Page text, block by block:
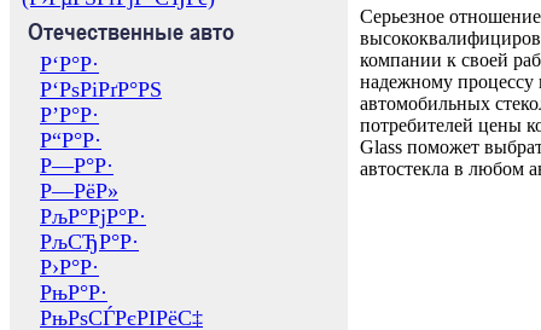
Отечественные авто
Р‘Р°Р·
Р‘РѕРіРґР°РЅ
Р’Р°Р·
Р“Р°Р·
Р—Р°Р·
Р—РёР»
РљР°РјР°Р·
РљСЂР°Р·
Р›Р°Р·
РњР°Р·
РњРѕСЃРєРІРёС‡
Серьезное отношение
компании к своей
надежному процессу
автомобильных
потребителей цены
Glass поможет
автостекла в любом